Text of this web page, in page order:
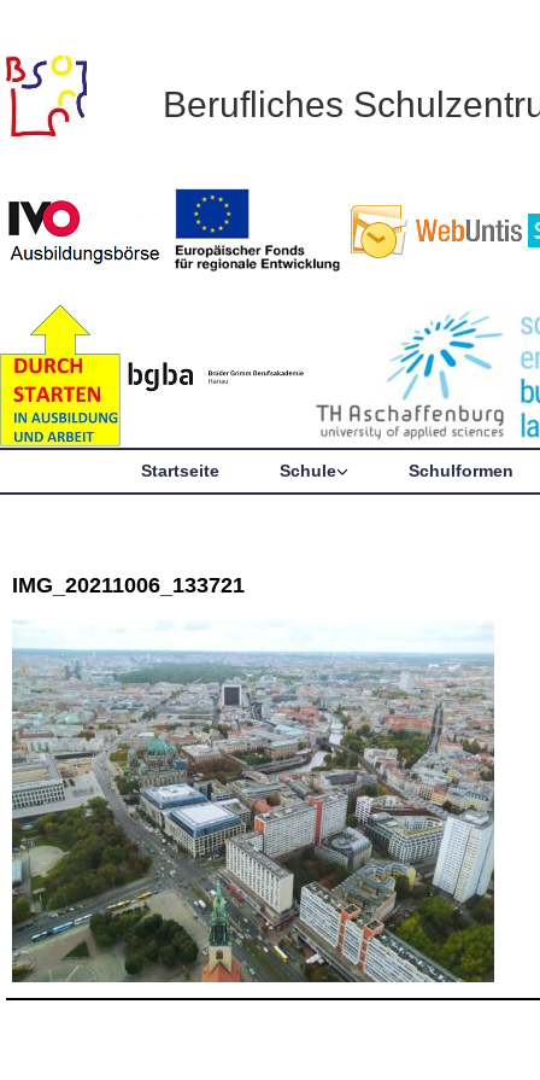
Berufliches
Startseite Schule Schulformen
IMG_20211006_133721